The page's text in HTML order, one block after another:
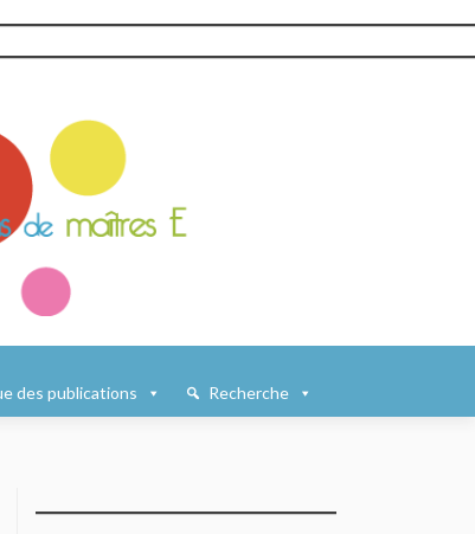
des publications Recherche